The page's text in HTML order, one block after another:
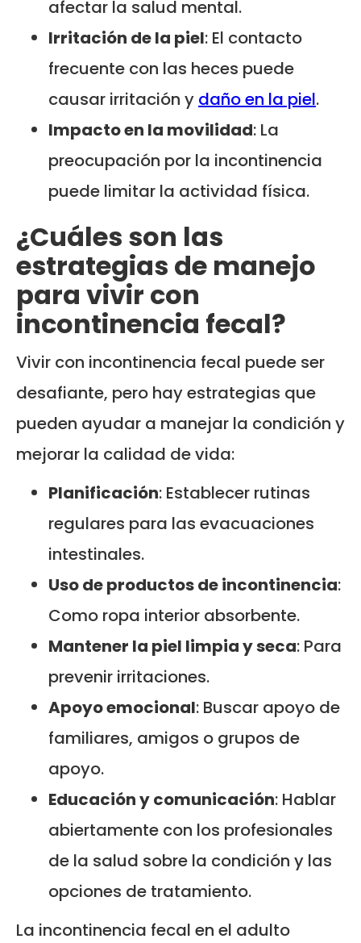
afectar la salud mental.
Irritación de la piel: El contacto
frecuente con las heces puede
causar irritación y daño en la piel.
Impacto en la movilidad: La
preocupación por la incontinencia
puede limitar la actividad física.
¿Cuáles son las
estrategias de manejo
para vivir con
incontinencia fecal?
Vivir con incontinencia fecal puede ser
desafiante, pero hay estrategias que
pueden ayudar a manejar la condición y
mejorar la calidad de vida:
Planificación: Establecer rutinas
regulares para las evacuaciones
intestinales.
Uso de productos de incontinencia:
Como ropa interior absorbente.
Mantener la piel limpia y seca: Para
prevenir irritaciones.
Apoyo emocional: Buscar apoyo de
familiares, amigos o grupos de
apoyo.
Educación y comunicación: Hablar
abiertamente con los profesionales
de la salud sobre la condición y las
opciones de tratamiento.
La incontinencia fecal en el adulto